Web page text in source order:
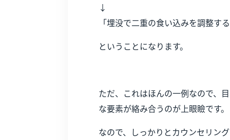
↓
「埋没で二重の食い込みを調整す
ということになります。
ただ、これはほんの一例なので、
な要素が絡み合うのが上眼瞼です。
なので、しっかりとカウンセリン